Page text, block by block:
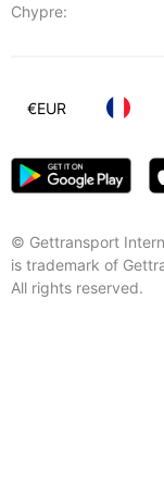
Chypre:
© Gettransport
is trademark of
All rights reserved.
€EUR